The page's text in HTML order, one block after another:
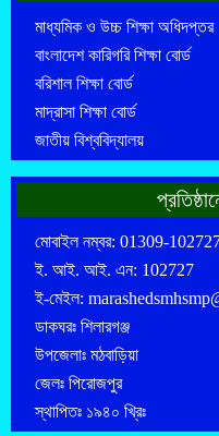
মাধ্যমিক ও উচ্চ শিক্ষা অধিদপ্তর
বাংলাদেশ কারিগরি শিক্ষা বোর্ড
বরিশাল শিক্ষা বোর্ড
মাদ্রাসা শিক্ষা বোর্ড
জাতীয় বিশ্ববিদ্যালয়
মোবাইল নম্বর: 01309-
ই. আই. আই. এন: 102727
ই-মেইল:
ডাকঘরঃ শিলারগঞ্জ
উপজেলাঃ মঠবাড়িয়া
জেলঃ পিরোজপুর
স্থাপিতঃ ১৯৪০ খ্রিঃ